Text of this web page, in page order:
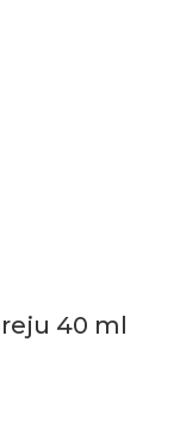
40 ml